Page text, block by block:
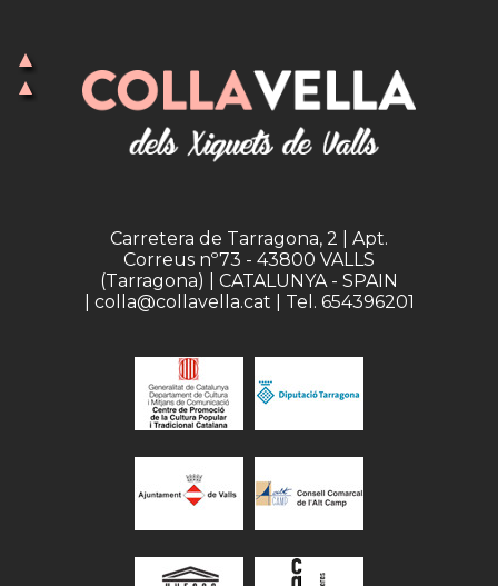
Carretera de Tarragona, 2 | Apt.
Correus nº73 - 43800 VALLS
(Tarragona) | CATALUNYA - SPAIN
| colla@collavella.cat | Tel. 654396201